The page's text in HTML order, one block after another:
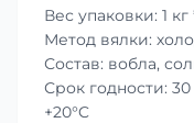
Вес упаковки: 1 кг
Метод вялки:
Состав: вобла,
Срок годности:
+20°C